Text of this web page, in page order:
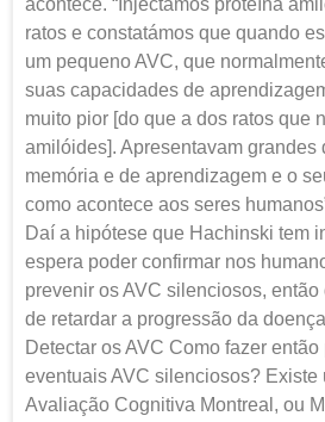
acontece. “Injectámos proteína
ratos e constatámos que quando
um pequeno AVC, que
suas capacidades de
muito pior [do que a dos ratos que
amilóides]. Apresentavam grandes
memória e de aprendizagem e o
como acontece aos seres
Daí a hipótese que Hachinski tem
espera poder confirmar nos
prevenir os AVC silenciosos,
de retardar a progressão da
Detectar os AVC Como fazer
eventuais AVC silenciosos? Existe
Avaliação Cognitiva Montreal, ou